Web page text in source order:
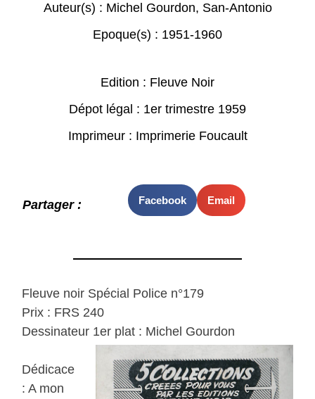
Auteur(s) : Michel Gourdon, San-Antonio
Epoque(s) : 1951-1960
Edition : Fleuve Noir
Dépot légal : 1er trimestre 1959
Imprimeur : Imprimerie Foucault
Partager : Facebook Email
Fleuve noir Spécial Police n°179
Prix : FRS 240
Dessinateur 1er plat : Michel Gourdon
Dédicace
: A mon